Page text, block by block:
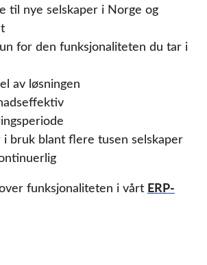
til nye selskaper i Norge og
for den funksjonaliteten du tar i
av løsningen
i bruk blant flere tusen selskaper
funksjonaliteten i vårt ERP-